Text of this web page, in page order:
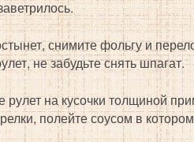
снимите фольгу и
не забудьте снять шпагат.
рулет на кусочки толщиной
полейте соусом в